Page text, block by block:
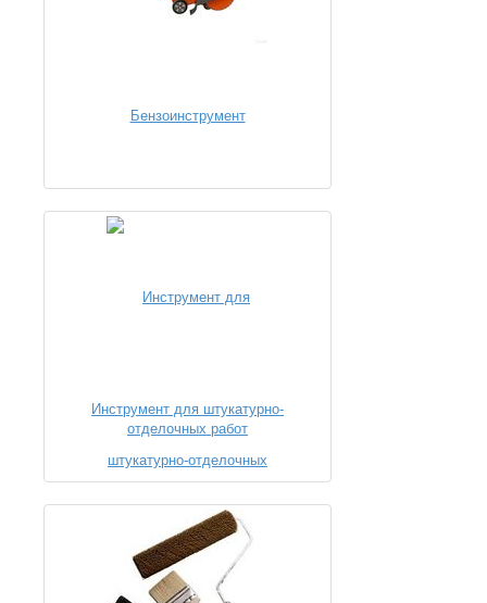
Бензоинструмент
Инструмент для штукатурно-
отделочных работ